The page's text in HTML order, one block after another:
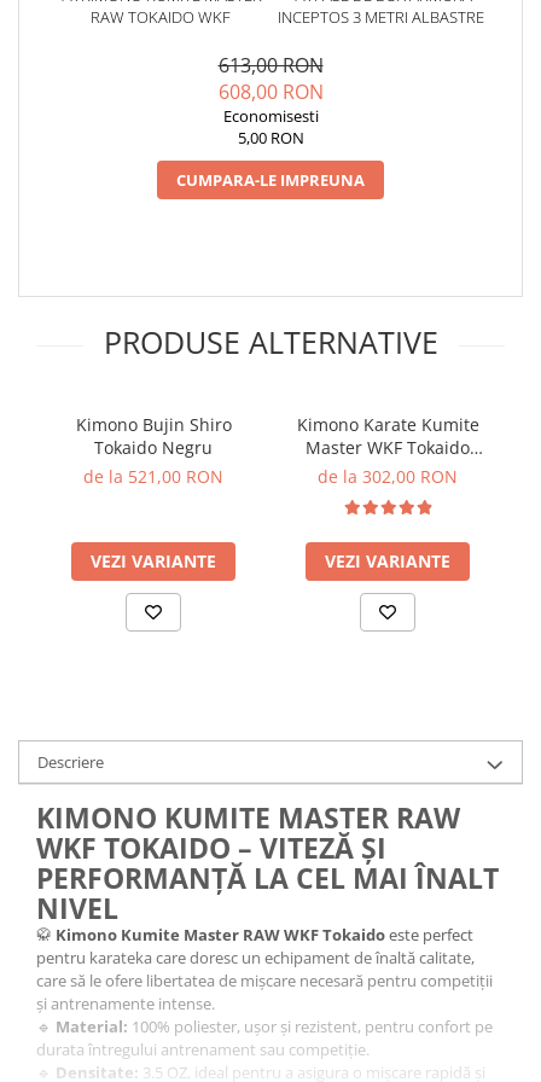
RAW TOKAIDO WKF
INCEPTOS 3 METRI ALBASTRE
613,00 RON
608,00 RON
Economisesti
5,00 RON
CUMPARA-LE IMPREUNA
PRODUSE ALTERNATIVE
Kimono Bujin Shiro
Tokaido Negru
de la 521,00 RON
VEZI VARIANTE
Kimono Karate Kumite
Master WKF Tokaido
Junior
de la 302,00 RON
VEZI VARIANTE
Descriere
KIMONO KUMITE MASTER RAW
WKF TOKAIDO – VITEZĂ ȘI
PERFORMANȚĂ LA CEL MAI ÎNALT
NIVEL
🥋 Kimono Kumite Master RAW WKF Tokaidoeste perfect
pentru karateka care doresc un echipament de înaltă calitate,
care să le ofere libertatea de mișcare necesară pentru competiții
și antrenamente intense.
🔹 Material: 100% poliester, ușor și rezistent, pentru confort pe
durata întregului antrenament sau competiție.
🔹 Densitate: 3.5 OZ, ideal pentru a asigura o mișcare rapidă și